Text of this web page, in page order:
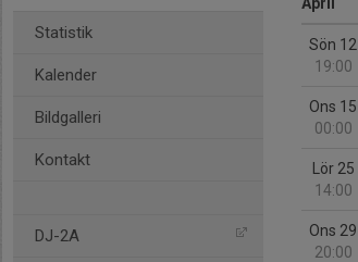
Statistik
Kalender
Bildgalleri
Kontakt
DJ-2A
Sön 12
19:00
Ons 15
00:00
Lör 25
14:00
Ons 29
20:00